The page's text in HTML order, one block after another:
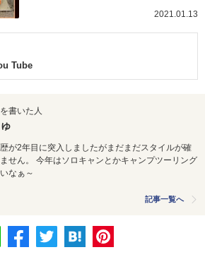
2021.01.13
Tube
書いた人
が2年目に突入しましたがまだまだスタイルが確
せん。 今年はソロキャンとかキャンプツーリング
なぁ～
記事一覧へ